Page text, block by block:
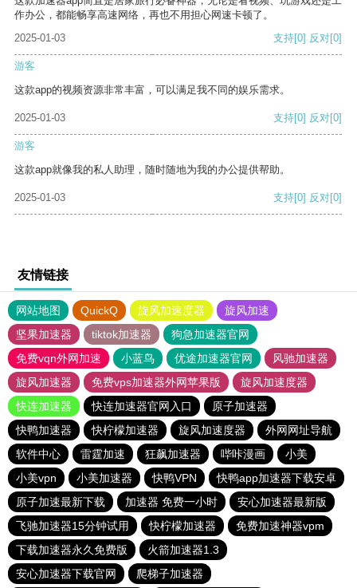
作办公，都能畅享高速网络，再也不用担心网速卡顿了。
2025-01-03
支持[0] 反对[0]
游客
这款app的视频资源非常丰富，可以满足我不同的娱乐需求。
2025-01-03 支持[0] 反对[0]
游客
这款app就像我的私人助理，随时随地为我的办公提供帮助。
2025-01-03 支持[0] 反对[0]
友情链接
网站地图 QuickQ 旋风加速度器
旋风加速
坚果加速器
tiktok加速器
狗急加速器官网
免费vqn外网加速
小蓝鸟 优途加速器官网
风驰加速器
旋风加速器
免费vps加速器外网苹果版
旋风加速度器
快连加速器
快连加速器官网入口
原子加速器
快鸭加速器
快柠檬加速器 旋风加速度器
外网网址导航
软件中心
雷霆加速 狂飙加速器 哔咔漫画
小美
小美vpn
小美加速器 快鸭VPN
快鸭app加速器下载安卓
原子加速最新下载
加速器 免费一小时
安心加速器最新版
飞驰加速器15分钟试用
快柠檬加速器
免费加速神器vpm
下载加速器永久免费版
火箭加速器1.3
安心加速器下载官网
爬梯子加速器